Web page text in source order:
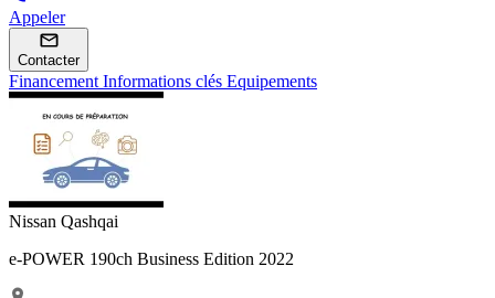
Appeler
Contacter
FinancementInformations clés Equipements
Nissan Qashqai
e-POWER 190ch Business Edition 2022